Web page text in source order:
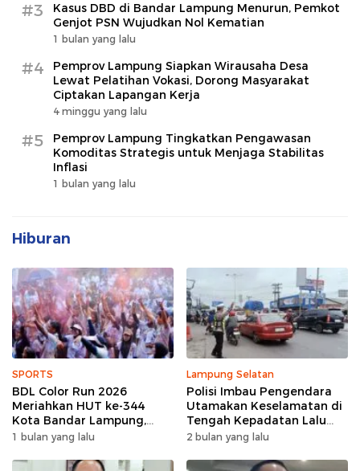
#3
Kasus DBD di Bandar Lampung Menurun, Pemkot
Genjot PSN Wujudkan Nol Kematian
1 bulan yang lalu
#4
Pemprov Lampung Siapkan Wirausaha Desa
Lewat Pelatihan Vokasi, Dorong Masyarakat
Ciptakan Lapangan Kerja
4 minggu yang lalu
#5
Pemprov Lampung Tingkatkan Pengawasan
Komoditas Strategis untuk Menjaga Stabilitas
Inflasi
1 bulan yang lalu
Hiburan
SPORTS
BDL Color Run 2026
Meriahkan HUT ke-344
Kota Bandar Lampung,
Wujud Semangat Sehat
1 bulan yang lalu
Lampung Selatan
Polisi Imbau Pengendara
Utamakan Keselamatan di
Tengah Kepadatan Lalu
Lintas Pagi Hari
2 bulan yang lalu